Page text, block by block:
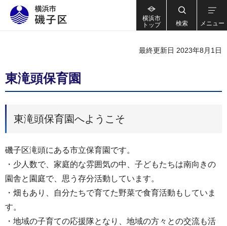
横浜市
トップ
検索 メニュー
最終更新日 2023年8月1日
東滝頭保育園
東滝頭保育園へようこそ
磯子区滝頭にある市立保育園です。
・少人数で、家庭的な雰囲気の中、子どもたちは南向きの
園舎と園庭で、思う存分活動しています。
・畑もあり、自分たちで育てた野菜で食育活動もしていま
す。
・地域の子育ての応援隊となり、地域の方々との交流も活